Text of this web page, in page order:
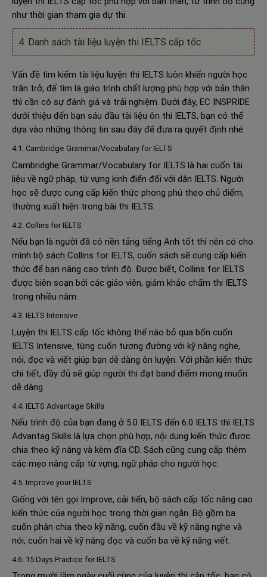
như thời gian tham gia dự thi.
4. Danh sách tài liệu luyện thi IELTS cấp tốc
Vấn đề tìm kiếm tài liệu luyện thi IELTS luôn khiến người học
trăn trở, để tìm là giáo trình chất lượng phù hợp với bản thân
thì cần có sự đánh giá và trải nghiệm. Dưới đây, EC INSPRIDE
dưới thiệu đến bạn sáu đầu tài liệu ôn thi IELTS, bạn có thể
dựa vào những thông tin sau đây để đưa ra quyết định nhé.
4.1. Cambridge Grammar/Vocabulary for IELTS
Cambridghe Grammar/Vocabulary for IELTS là hai cuốn tài
liệu về ngữ pháp, từ vựng kinh điển đối với dân IELTS. Người
học sẽ được cung cấp kiến thức phong phú theo chủ điểm,
thường xuất hiện trong bài thi IELTS.
4.2. Collins for IELTS
Nếu bạn là người đã có nền tảng tiếng Anh tốt thì nên có cho
mình bộ sách Collins for IELTS, cuốn sách sẽ cung cấp kiến
thức để bạn nâng cao trình độ. Được biết, Collins for IELTS
được biên soạn bởi các giáo viên, giám khảo chấm thi IELTS
trong nhiều năm.
4.3. IELTS Intensive
Luyện thi IELTS cấp tốc không thể nào bỏ qua bốn cuốn
IELTS Intensive, từng cuốn tương đường với kỹ năng nghe,
nói, đọc và viết giúp bạn dễ dàng ôn luyện. Với phần kiến thức
chi tiết, đầy đủ sẽ giúp người thi đạt band điểm mong muốn
dễ dàng.
4.4. IELTS Advantage Skills
Nếu trình độ của bạn đang ở 5.0 IELTS đến 6.0 IELTS thì IELTS
Advantag Skills là lựa chọn phù hợp, nội dung kiến thức được
chia theo kỹ năng và kèm đĩa CD. Sách cũng cung cấp thêm
các mẹo nâng cấp từ vựng, ngữ pháp cho người học.
4.5. Improve your IELTS
Giống với tên gọi Improve, cải tiến, bộ sách cấp tốc nâng cao
kiến thức của người học trong thời gian ngắn. Bộ gồm ba
cuốn phân chia theo kỹ năng, cuốn đầu về kỹ năng nghe và
nói, cuốn hai về kỹ năng đọc và cuốn ba về kỹ năng viết.
4.6. 15 Days Practice for IELTS